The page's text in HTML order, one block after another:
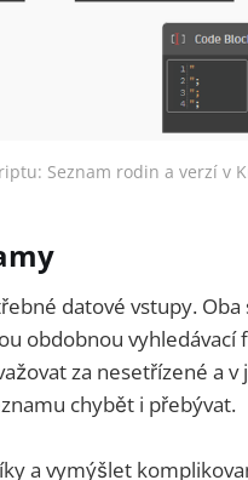
Seznam rodin a verzí v
datové vstupy.
obdobnou vyhledávací
za nesetřízené a
chybět i přebývat.
a vymýšlet